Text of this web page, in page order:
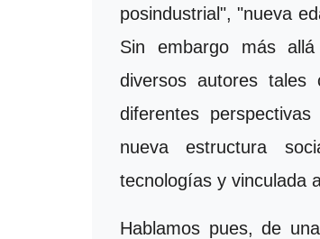
posindustrial", "nueva
Sin embargo más
diversos autores tales
diferentes
nueva estructura
tecnologías y vinculada
Hablamos pues, de